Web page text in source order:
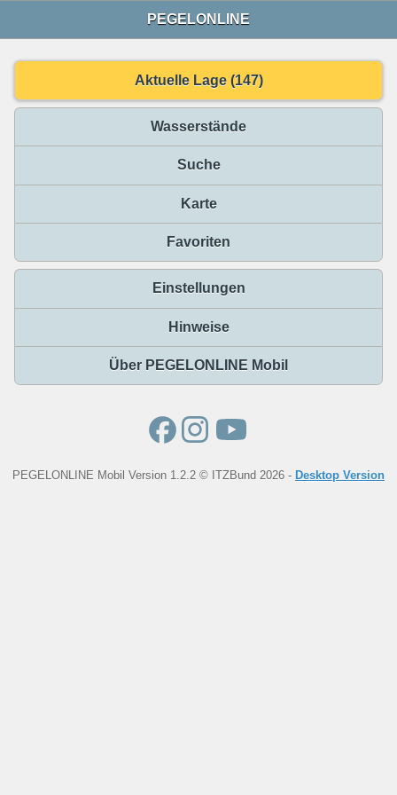
PEGELONLINE
Aktuelle Lage (147)
Wasserstände
Suche
Karte
Favoriten
Einstellungen
Hinweise
Über PEGELONLINE Mobil
PEGELONLINE Mobil Version 1.2.2 © ITZBund 2026 - Desktop Version